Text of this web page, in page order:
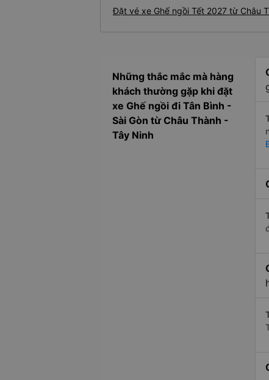
Đặt vé xe Ghế ngồi Tết 2027 từ Châu
Những thắc mắc mà hàng
khách thường gặp khi đặt
xe Ghế ngồi đi Tân Bình -
Sài Gòn từ Châu Thành -
Tây Ninh